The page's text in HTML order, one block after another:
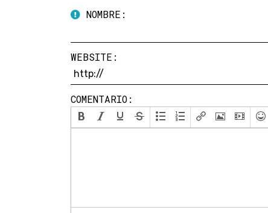
NOMBRE:
WEBSITE:
COMENTARIO: